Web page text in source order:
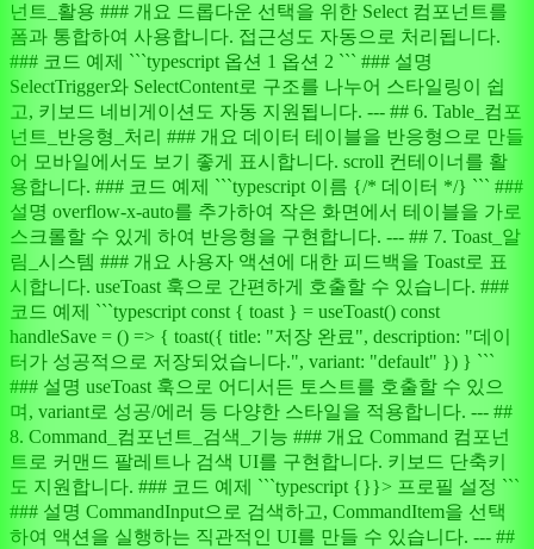
넌트_활용 ### 개요 드롭다운 선택을 위한 Select 컴포넌트를
폼과 통합하여 사용합니다. 접근성도 자동으로 처리됩니다.
### 코드 예제 ```typescript 옵션 1 옵션 2 ``` ### 설명
SelectTrigger와 SelectContent로 구조를 나누어 스타일링이 쉽
고, 키보드 네비게이션도 자동 지원됩니다. --- ## 6. Table_컴포
넌트_반응형_처리 ### 개요 데이터 테이블을 반응형으로 만들
어 모바일에서도 보기 좋게 표시합니다. scroll 컨테이너를 활
용합니다. ### 코드 예제 ```typescript 이름 {/* 데이터 */} ``` ###
설명 overflow-x-auto를 추가하여 작은 화면에서 테이블을 가로
스크롤할 수 있게 하여 반응형을 구현합니다. --- ## 7. Toast_알
림_시스템 ### 개요 사용자 액션에 대한 피드백을 Toast로 표
시합니다. useToast 훅으로 간편하게 호출할 수 있습니다. ###
코드 예제 ```typescript const { toast } = useToast() const
handleSave = () => { toast({ title: "저장 완료", description: "데이
터가 성공적으로 저장되었습니다.", variant: "default" }) } ```
### 설명 useToast 훅으로 어디서든 토스트를 호출할 수 있으
며, variant로 성공/에러 등 다양한 스타일을 적용합니다. --- ##
8. Command_컴포넌트_검색_기능 ### 개요 Command 컴포넌
트로 커맨드 팔레트나 검색 UI를 구현합니다. 키보드 단축키
도 지원합니다. ### 코드 예제 ```typescript {}}> 프로필 설정 ```
### 설명 CommandInput으로 검색하고, CommandItem을 선택
하여 액션을 실행하는 직관적인 UI를 만들 수 있습니다. --- ##